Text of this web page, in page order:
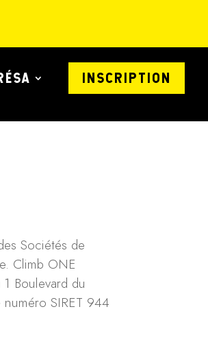
INSCRIPTION
Sociétés de
Climb ONE
Boulevard du
SIRET 944